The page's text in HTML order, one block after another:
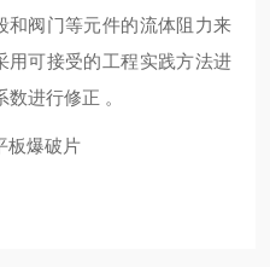
和阀门等元件的流体阻力来
用可接受的工程实践方法进
进行修正 。